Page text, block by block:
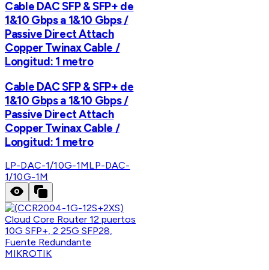
Cable DAC SFP & SFP+ de
1&10 Gbps a 1&10 Gbps /
Passive Direct Attach
Copper Twinax Cable /
Longitud: 1 metro
Cable DAC SFP & SFP+ de
1&10 Gbps a 1&10 Gbps /
Passive Direct Attach
Copper Twinax Cable /
Longitud: 1 metro
LP-DAC-1/10G-1MLP-DAC-
1/10G-1M
MIKROTIK